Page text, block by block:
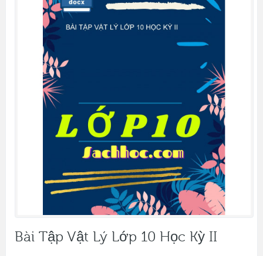
Bài Tập Vật Lý Lớp 10 Học Kỳ II